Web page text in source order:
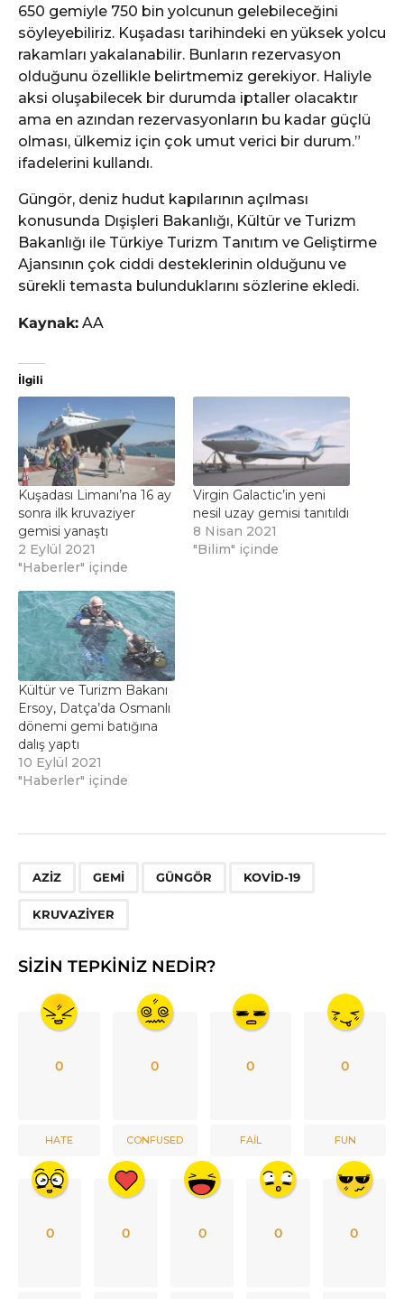
650 gemiyle 750 bin yolcunun gelebileceğini
söyleyebiliriz. Kuşadası tarihindeki en yüksek yolcu
rakamları yakalanabilir. Bunların rezervasyon
olduğunu özellikle belirtmemiz gerekiyor. Haliyle
aksi oluşabilecek bir durumda iptaller olacaktır
ama en azından rezervasyonların bu kadar güçlü
olması, ülkemiz için çok umut verici bir durum.”
ifadelerini kullandı.
Güngör, deniz hudut kapılarının açılması
konusunda Dışişleri Bakanlığı, Kültür ve Turizm
Bakanlığı ile Türkiye Turizm Tanıtım ve Geliştirme
Ajansının çok ciddi desteklerinin olduğunu ve
sürekli temasta bulunduklarını sözlerine ekledi.
Kaynak: AA
İlgili
Kuşadası Limanı’na 16 ay
sonra ilk kruvaziyer
gemisi yanaştı
2 Eylül 2021
"Haberler" içinde
Virgin Galactic’in yeni
nesil uzay gemisi tanıtıldı
8 Nisan 2021
"Bilim" içinde
Kültür ve Turizm Bakanı
Ersoy, Datça’da Osmanlı
dönemi gemi batığına
dalış yaptı
10 Eylül 2021
"Haberler" içinde
AZIZ GEMI GÜNGÖR KOVID-19
KRUVAZIYER
SIZIN TEPKINIZ NEDIR?
0
HATE
0
CONFUSED
0
FAIL
0
FUN
0 0 0 0 0